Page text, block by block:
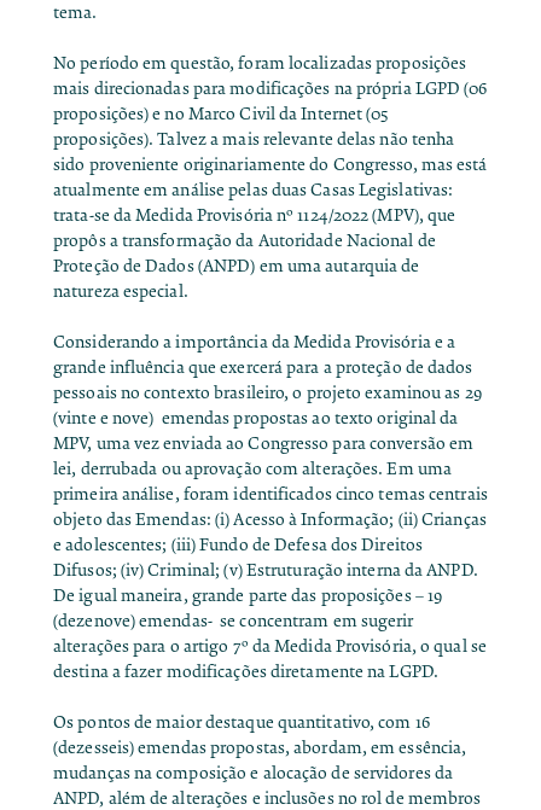
tema.
No período em questão, foram localizadas proposições
mais direcionadas para modificações na própria LGPD (06
proposições) e no Marco Civil da Internet (05
proposições). Talvez a mais relevante delas não tenha
sido proveniente originariamente do Congresso, mas está
atualmente em análise pelas duas Casas Legislativas:
trata-se da MedidaProvisória nº 1124/2022(MPV), que
propôs a transformação da Autoridade Nacional de
Proteção de Dados (ANPD) em uma autarquia de
natureza especial.
Considerando a importância da Medida Provisória e a
grande influência que exercerá para a proteção de dados
pessoais no contexto brasileiro, o projeto examinou as 29
(vinte e nove) emendas propostas ao texto original da
MPV, uma vez enviada ao Congresso para conversão em
lei, derrubada ou aprovação com alterações. Em uma
primeira análise, foram identificados cinco temas centrais
objeto das Emendas: (i) Acesso à Informação; (ii) Crianças
e adolescentes; (iii) Fundo de Defesa dos Direitos
Difusos; (iv) Criminal; (v) Estruturação interna da ANPD.
De igual maneira, grande parte das proposições – 19
(dezenove) emendas- se concentram em sugerir
alterações para o artigo 7º da Medida Provisória, o qual se
destina a fazer modificações diretamente na LGPD.
Os pontos de maior destaque quantitativo, com 16
(dezesseis) emendas propostas, abordam, em essência,
mudanças na composição e alocação de servidores da
ANPD, além de alterações e inclusões no rol de membros